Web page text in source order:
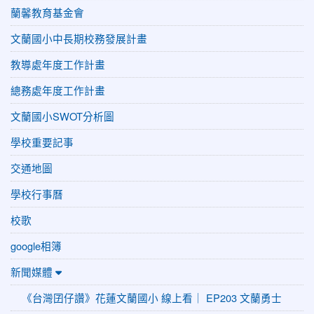
蘭馨教育基金會
文蘭國小中長期校務發展計畫
教導處年度工作計畫
總務處年度工作計畫
文蘭國小SWOT分析圖
學校重要記事
交通地圖
學校行事曆
校歌
google相簿
新聞媒體
《台灣囝仔讚》花蓮文蘭國小 線上看｜ EP203 文蘭勇士